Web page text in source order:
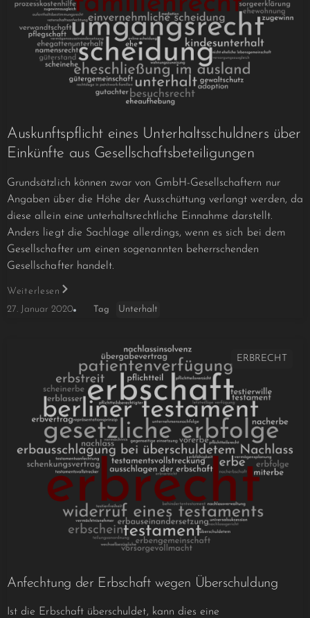
Auskunftspflicht eines Unterhaltsschuldners über
Einkünfte aus Gesellschaftsbeteiligungen
Grundsätzlich können zwar von GmbH-Gesellschaftern nur
Angaben über die Höhe der Ausschüttung verlangt werden, da
diese allein eine unterhaltsrechtliche Einnahme darstellt.
Anders liegt die Sachlage allerdings, wenn es sich bei dem
Gesellschafter um einen sogenannten beherrschenden
Gesellschafter handelt.
Weiterlesen
27. Januar 2020
Tag Unterhalt
Anfechtung der Erbschaft wegen Überschuldung
Ist die Erbschaft überschuldet, kann dies eine
ERBRECHT